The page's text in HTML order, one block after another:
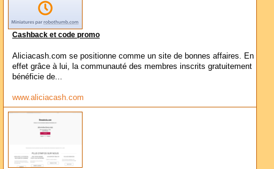
Cashback et code promo
Aliciacash.com se positionne comme un site de bonnes affaires. En
effet grâce à lui, la communauté des membres inscrits gratuitement
bénéficie de...
www.aliciacash.com